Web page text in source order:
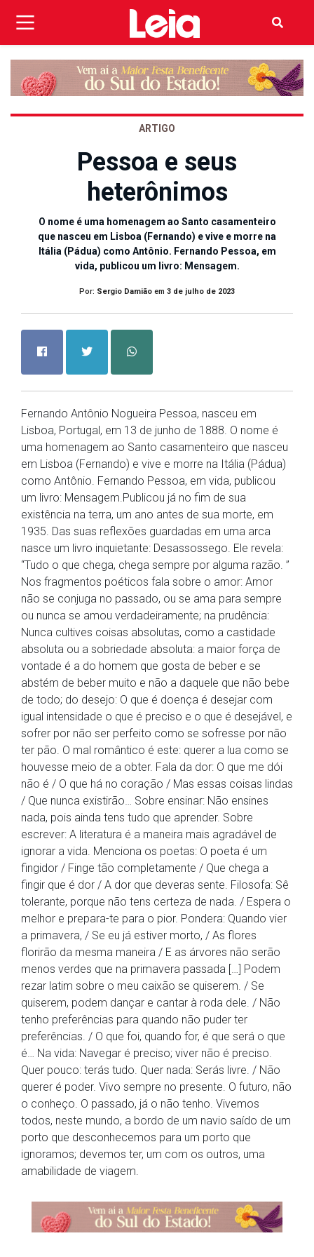
ARTIGO
Pessoa e seus
heterônimos
O nome é uma homenagem ao Santo casamenteiro
que nasceu em Lisboa (Fernando) e vive e morre na
Itália (Pádua) como Antônio. Fernando Pessoa, em
vida, publicou um livro: Mensagem.
Por: Sergio Damião em 3 de julho de 2023
Fernando Antônio Nogueira Pessoa, nasceu em
Lisboa, Portugal, em 13 de junho de 1888. O nome é
uma homenagem ao Santo casamenteiro que nasceu
em Lisboa (Fernando) e vive e morre na Itália (Pádua)
como Antônio. Fernando Pessoa, em vida, publicou
um livro: Mensagem.Publicou já no fim de sua
existência na terra, um ano antes de sua morte, em
1935. Das suas reflexões guardadas em uma arca
nasce um livro inquietante: Desassossego. Ele revela:
“Tudo o que chega, chega sempre por alguma razão. ”
Nos fragmentos poéticos fala sobre o amor: Amor
não se conjuga no passado, ou se ama para sempre
ou nunca se amou verdadeiramente; na prudência:
Nunca cultives coisas absolutas, como a castidade
absoluta ou a sobriedade absoluta: a maior força de
vontade é a do homem que gosta de beber e se
abstém de beber muito e não a daquele que não bebe
de todo; do desejo: O que é doença é desejar com
igual intensidade o que é preciso e o que é desejável, e
sofrer por não ser perfeito como se sofresse por não
ter pão. O mal romântico é este: querer a lua como se
houvesse meio de a obter. Fala da dor: O que me dói
não é / O que há no coração / Mas essas coisas lindas
/ Que nunca existirão… Sobre ensinar: Não ensines
nada, pois ainda tens tudo que aprender. Sobre
escrever: A literatura é a maneira mais agradável de
ignorar a vida. Menciona os poetas: O poeta é um
fingidor / Finge tão completamente / Que chega a
fingir que é dor / A dor que deveras sente. Filosofa: Sê
tolerante, porque não tens certeza de nada. / Espera o
melhor e prepara-te para o pior. Pondera: Quando vier
a primavera, / Se eu já estiver morto, / As flores
florirão da mesma maneira / E as árvores não serão
menos verdes que na primavera passada […] Podem
rezar latim sobre o meu caixão se quiserem. / Se
quiserem, podem dançar e cantar à roda dele. / Não
tenho preferências para quando não puder ter
preferências. / O que foi, quando for, é que será o que
é… Na vida: Navegar é preciso; viver não é preciso.
Quer pouco: terás tudo. Quer nada: Serás livre. / Não
querer é poder. Vivo sempre no presente. O futuro, não
o conheço. O passado, já o não tenho. Vivemos
todos, neste mundo, a bordo de um navio saído de um
porto que desconhecemos para um porto que
ignoramos; devemos ter, um com os outros, uma
amabilidade de viagem.